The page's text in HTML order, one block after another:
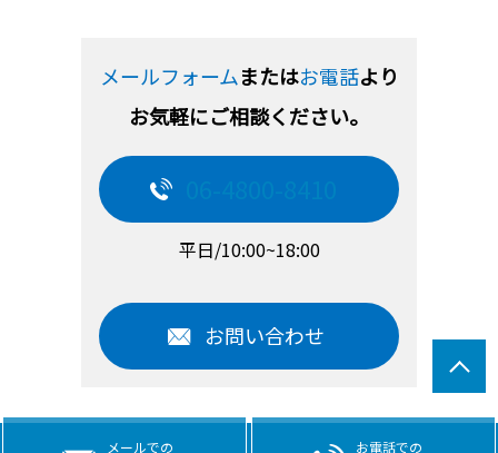
メールでの お電話での
メールフォームまたはお電話より
お気軽にご相談ください。
平日/10:00~18:00
お問い合わせ